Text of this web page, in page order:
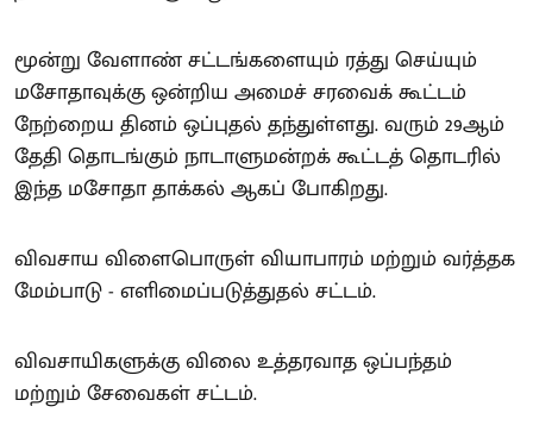
மூன்று வேளாண் சட்டங்களையும் ரத்து செய்யும்
மசோதாவுக்கு ஒன்றிய அமைச் சரவைக் கூட்டம்
நேற்றைய தினம் ஒப்புதல் தந்துள்ளது. வரும் 29ஆம்
தேதி தொடங்கும் நாடாளுமன்றக் கூட்டத் தொடரில்
இந்த மசோதா தாக்கல் ஆகப் போகிறது.
விவசாய விளைபொருள் வியாபாரம் மற்றும் வர்த்தக
மேம்பாடு - எளிமைப்படுத்துதல் சட்டம்.
விவசாயிகளுக்கு விலை உத்தரவாத ஒப்பந்தம்
மற்றும் சேவைகள் சட்டம்.